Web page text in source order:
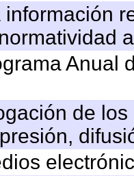
información
Anual
de